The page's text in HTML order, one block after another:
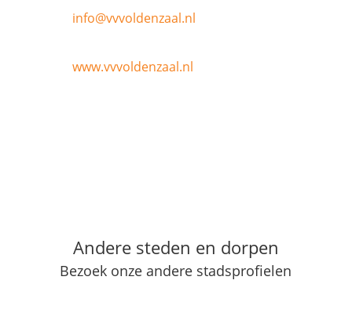
info@vvvoldenzaal.nl
www.vvvoldenzaal.nl
Andere steden en dorpen
Bezoek onze andere stadsprofielen